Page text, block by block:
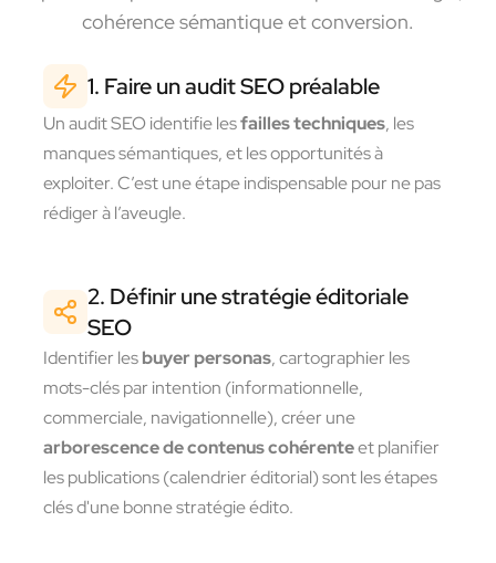
cohérence sémantique et conversion.
1. Faire un audit SEO préalable
Un audit SEO identifie lesfailles techniques, les
manques sémantiques, et les opportunités à
exploiter. C’est une étape indispensable pour ne pas
rédiger à l’aveugle.
2. Définir une stratégie éditoriale
SEO
Identifier lesbuyer personas, cartographier les
mots-clés par intention (informationnelle,
commerciale, navigationnelle), créer une
arborescence de contenus cohérenteet planifier
les publications (calendrier éditorial) sont les étapes
clés d'une bonne stratégie édito.